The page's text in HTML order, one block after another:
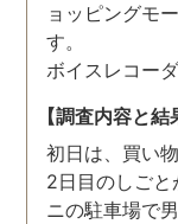
ョッピングモ
す。
ボイスレコー
【調査内容と結
初日は、買い
2日目のしご
ニの駐車場で